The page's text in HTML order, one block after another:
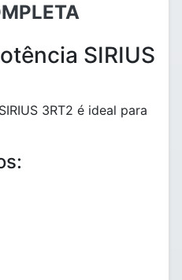
SIRIUS
3RT2 é ideal para